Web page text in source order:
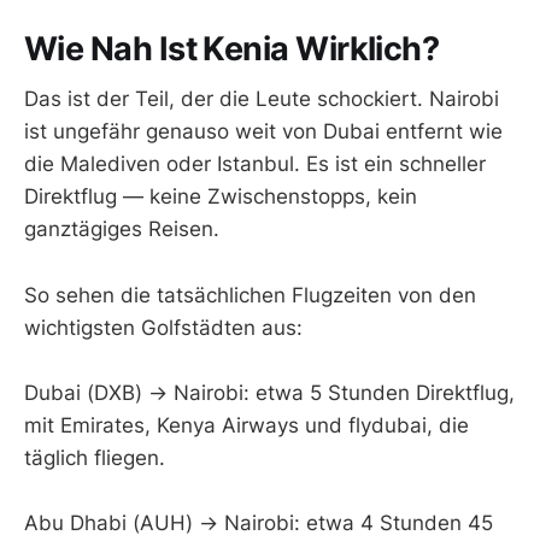
Wie Nah Ist Kenia Wirklich?
Das ist der Teil, der die Leute schockiert. Nairobi
ist ungefähr genauso weit von Dubai entfernt wie
die Malediven oder Istanbul. Es ist ein schneller
Direktflug — keine Zwischenstopps, kein
ganztägiges Reisen.
So sehen die tatsächlichen Flugzeiten von den
wichtigsten Golfstädten aus:
Dubai (DXB) → Nairobi: etwa 5 Stunden Direktflug,
mit Emirates, Kenya Airways und flydubai, die
täglich fliegen.
Abu Dhabi (AUH) → Nairobi: etwa 4 Stunden 45